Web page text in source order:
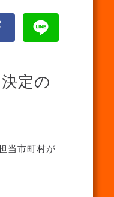
定の
当市町村が